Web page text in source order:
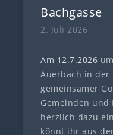
Bachgasse
2. Juli 2026
Am 12.7.2026
Auerbach in der
gemeinsamer
Gemeinden
herzlich dazu
könnt ihr aus